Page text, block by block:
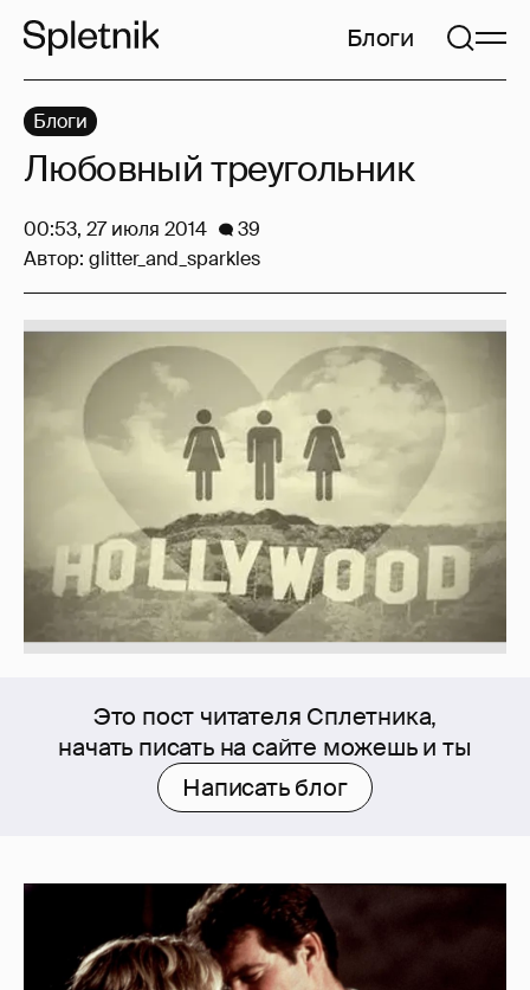
Блоги
Это пост читателя Сплетника,
начать писать на сайте можешь и ты
Написать блог
Блоги
Любовный треугольник
00:53, 27 июля 2014
39
Автор: glitter_and_sparkles